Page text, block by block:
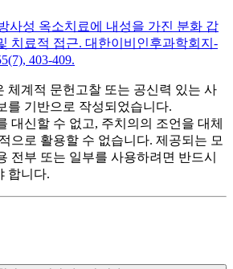
사성 옥소치료에 내성을 가진 분화 갑
치료적 접근. 대한이비인후과학회지-
403-409.
체계적 문헌고찰 또는 공신력 있는 사
를 기반으로 작성되었습니다.
대신할 수 없고, 주치의의 조언을 대체
으로 활용할 수 없습니다. 제공되는 모
전부 또는 일부를 사용하려면 반드시
합니다.